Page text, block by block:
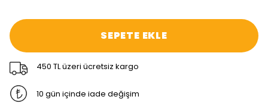
SEPETE EKLE
450 TL üzeri ücretsiz kargo
10 gün içinde iade değişim